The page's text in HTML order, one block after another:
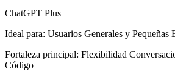
ChatGPT Plus
Ideal para: Usuarios Generales y Pequeñas
Fortaleza principal: Flexibilidad
Código